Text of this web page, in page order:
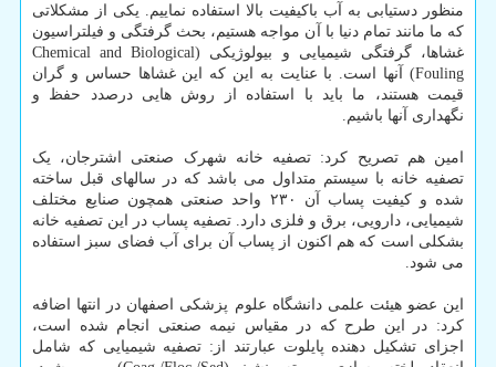
منظور دستیابی به آب باکیفیت بالا استفاده نماییم. یکی از مشکلاتی
که ما مانند تمام دنیا با آن مواجه هستیم، بحث گرفتگی و فیلتراسیون
غشاها، گرفتگی شیمیایی و بیولوژیکی (Chemical and Biological
Fouling) آنها است. با عنایت به این که این غشاها حساس و گران
قیمت هستند، ما باید با استفاده از روش هایی درصدد حفظ و
نگهداری آنها باشیم.
امین هم تصریح کرد: تصفیه خانه شهرک صنعتی اشترجان، یک
تصفیه خانه با سیستم متداول می باشد که در سالهای قبل ساخته
شده و کیفیت پساب آن ۲۳۰ واحد صنعتی همچون صنایع مختلف
شیمیایی، دارویی، برق و فلزی دارد. تصفیه پساب در این تصفیه خانه
بشکلی است که هم اکنون از پساب آن برای آب فضای سبز استفاده
می شود.
این عضو هیئت علمی دانشگاه علوم پزشکی اصفهان در انتها اضافه
کرد: در این طرح که در مقیاس نیمه صنعتی انجام شده است،
اجزای تشکیل دهنده پایلوت عبارتند از: تصفیه شیمیایی که شامل